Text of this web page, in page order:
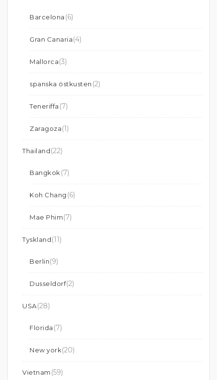
Barcelona (6)
Gran Canaria(4)
Mallorca(3)
spanska östkusten (2)
Teneriffa (7)
Zaragoza(1)
Thailand(22)
Bangkok (7)
Koh Chang (6)
Mae Phim(7)
Tyskland(11)
Berlin(9)
Dusseldorf(2)
USA(28)
Florida (7)
New york(20)
Vietnam (59)